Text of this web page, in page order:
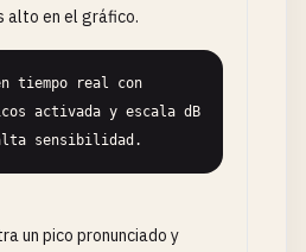
alto en el gráfico.
tiempo real con
activada y escala dB
sensibilidad.
un pico pronunciado y